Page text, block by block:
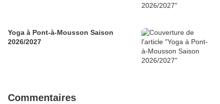
Yoga à Pont-à-Mousson Saison
2026/2027
Commentaires